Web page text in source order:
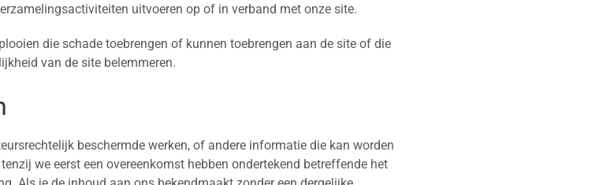
uitvoeren op of in verband met onze site.
die schade toebrengen of kunnen toebrengen aan de site of die
van de site belemmeren.
beschermde werken, of andere informatie die kan worden
we eerst een overeenkomst hebben ondertekend betreffende het